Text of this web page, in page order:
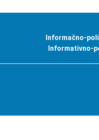
Informačno-
Informativno-